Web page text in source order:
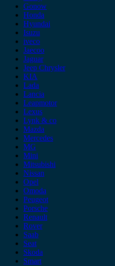
Gonow
Honda
Hyundai
Isuzu
iveco
Jaecoo
Jaguar
Jeep Chrysler
KIA
Lada
Lancia
Leapmotor
Lexus
Lynk & co
Mazda
Mercedes
MG
Mini
Mitsubishi
Nissan
Opel
Omoda
Peugeot
Porsche
Renault
Rover
Saab
Seat
Skoda
Smart